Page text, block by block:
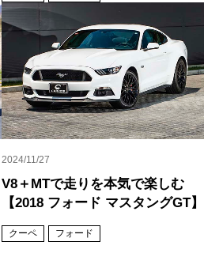
2024/11/27
V8＋MTで走りを本気で楽しむ
【2018 フォード マスタングGT】
クーペ フォード